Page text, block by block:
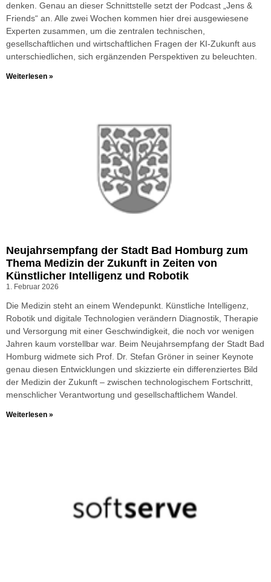
denken. Genau an dieser Schnittstelle setzt der Podcast „Jens &
Friends“ an. Alle zwei Wochen kommen hier drei ausgewiesene
Experten zusammen, um die zentralen technischen,
gesellschaftlichen und wirtschaftlichen Fragen der KI-Zukunft aus
unterschiedlichen, sich ergänzenden Perspektiven zu beleuchten.
Weiterlesen »
Neujahrsempfang der Stadt Bad Homburg zum
Thema Medizin der Zukunft in Zeiten von
Künstlicher Intelligenz und Robotik
1. Februar 2026
Die Medizin steht an einem Wendepunkt. Künstliche Intelligenz,
Robotik und digitale Technologien verändern Diagnostik, Therapie
und Versorgung mit einer Geschwindigkeit, die noch vor wenigen
Jahren kaum vorstellbar war. Beim Neujahrsempfang der Stadt Bad
Homburg widmete sich Prof. Dr. Stefan Gröner in seiner Keynote
genau diesen Entwicklungen und skizzierte ein differenziertes Bild
der Medizin der Zukunft – zwischen technologischem Fortschritt,
menschlicher Verantwortung und gesellschaftlichem Wandel.
Weiterlesen »